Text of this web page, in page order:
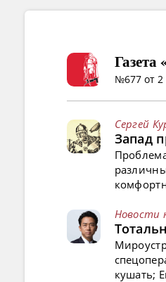
Газета
№677 от 2
Сергей
Запад
Новости
кушать;